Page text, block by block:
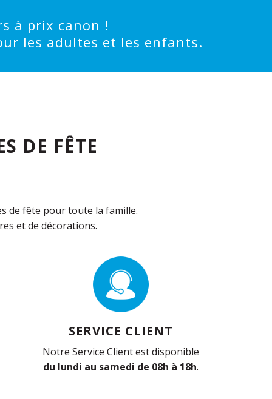
à prix canon !
les adultes et les enfants.
DE FÊTE
de fête pour toute la famille.
et de décorations.
SERVICE CLIENT
Notre Service Client est disponible
du lundi au samedi de 08h à 18h.